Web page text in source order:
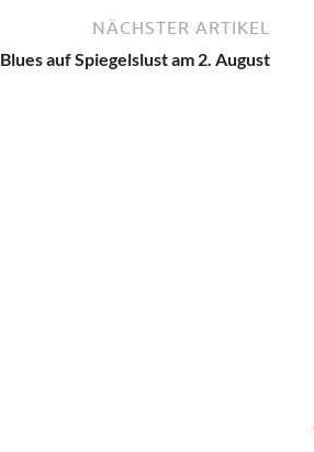
NÄCHSTER ARTIKEL
Blues auf Spiegelslust am 2. August